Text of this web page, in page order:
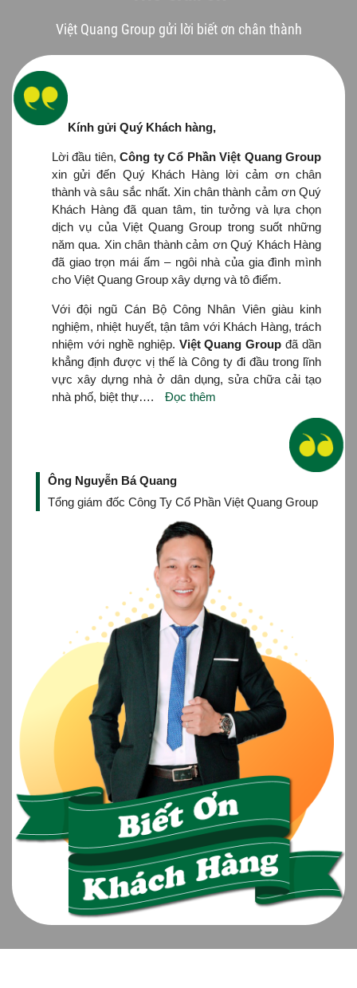
Việt Quang Group gửi lời biết ơn chân thành
Kính gửi Quý Khách hàng,
Lời đầu tiên,Công ty Cổ Phần Việt Quang Group
xin gửi đến Quý Khách Hàng lời cảm ơn chân
thành và sâu sắc nhất. Xin chân thành cảm ơn Quý
Khách Hàng đã quan tâm, tin tưởng và lựa chọn
dịch vụ của Việt Quang Group trong suốt những
năm qua. Xin chân thành cảm ơn Quý Khách Hàng
đã giao trọn mái ấm – ngôi nhà của gia đình mình
cho Việt Quang Group xây dựng và tô điểm.
Với đội ngũ Cán Bộ Công Nhân Viên giàu kinh
nghiệm, nhiệt huyết, tận tâm với Khách Hàng, trách
nhiệm với nghề nghiệp. Việt Quang Group đã dần
khẳng định được vị thế là Công ty đi đầu trong lĩnh
vực xây dựng nhà ở dân dụng, sửa chữa cải tạo
nhà phố, biệt thự….
Đọc thêm
Ông Nguyễn Bá Quang
Tổng giám đốc Công Ty Cổ Phần Việt Quang Group